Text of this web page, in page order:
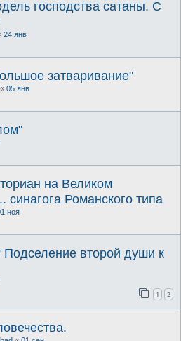
господства сатаны. С
24 янв
затваривание"
« 05 янв
на Великом
Романского типа
ноя
Подселение второй души к
1 2